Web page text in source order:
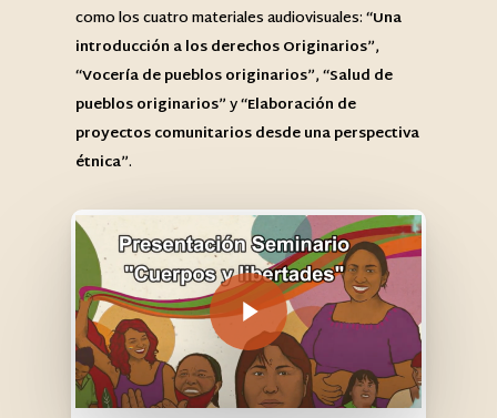
como los cuatro materiales audiovisuales: “Una
introducción a los derechos Originarios”,
“Vocería de pueblos originarios”, “Salud de
pueblos originarios” y “Elaboración de
proyectos comunitarios desde una perspectiva
étnica”.
Play Video